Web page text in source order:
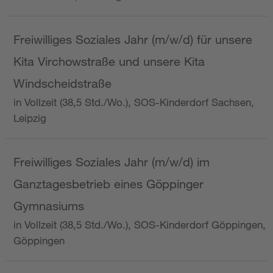
Freiwilliges Soziales Jahr (m/w/d) für unsere
Kita Virchowstraße und unsere Kita
Windscheidstraße
in Vollzeit (38,5 Std./Wo.), SOS-Kinderdorf Sachsen,
Leipzig
Freiwilliges Soziales Jahr (m/w/d) im
Ganztagesbetrieb eines Göppinger
Gymnasiums
in Vollzeit (38,5 Std./Wo.), SOS-Kinderdorf Göppingen,
Göppingen